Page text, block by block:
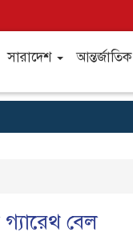
সারাদেশ আন্তর্জাতিক
বেল